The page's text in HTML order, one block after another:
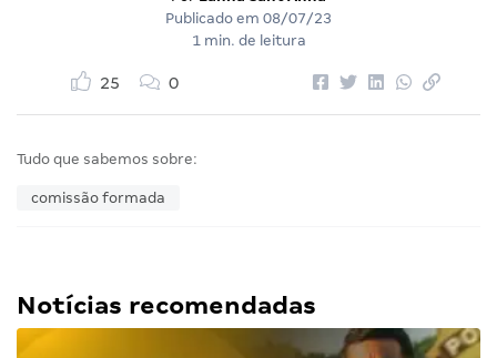
Publicado em 08/07/23
1 min. de leitura
25 0
Tudo que sabemos sobre:
comissão formada
Notícias recomendadas